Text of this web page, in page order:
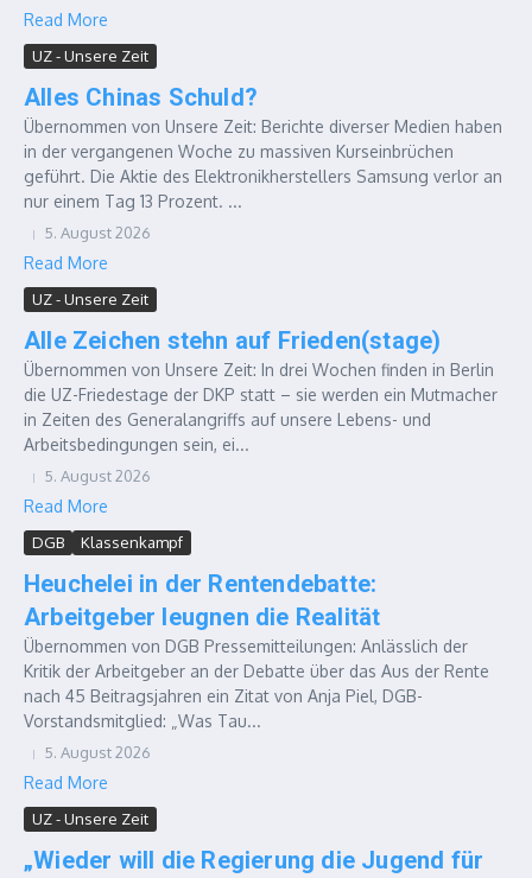
Read More
UZ - Unsere Zeit
Alles Chinas Schuld?
Übernommen von Unsere Zeit: Berichte diverser Medien haben
in der vergangenen Woche zu massiven Kurseinbrüchen
geführt. Die Aktie des Elektronikherstellers Samsung verlor an
nur einem Tag 13 Prozent. ...
5. August 2026
Read More
UZ - Unsere Zeit
Alle Zeichen stehn auf Frieden(stage)
Übernommen von Unsere Zeit: In drei Wochen finden in Berlin
die UZ-Friedestage der DKP statt – sie werden ein Mutmacher
in Zeiten des Generalangriffs auf unsere Lebens- und
Arbeitsbedingungen sein, ei...
5. August 2026
Read More
DGB Klassenkampf
Heuchelei in der Rentendebatte:
Arbeitgeber leugnen die Realität
Übernommen von DGB Pressemitteilungen: Anlässlich der
Kritik der Arbeitgeber an der Debatte über das Aus der Rente
nach 45 Beitragsjahren ein Zitat von Anja Piel, DGB-
Vorstandsmitglied: „Was Tau...
5. August 2026
Read More
UZ - Unsere Zeit
„Wieder will die Regierung die Jugend für